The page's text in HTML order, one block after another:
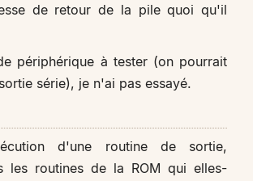
de retour de la pile quoi qu'il
périphérique à tester (on pourrait
série), je n'ai pas essayé.
d'une routine de sortie,
les routines de la ROM qui elles-